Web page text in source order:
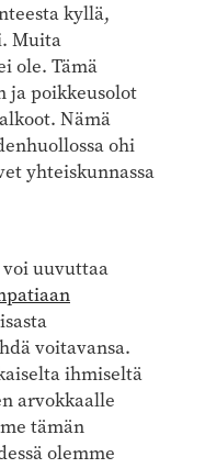
kyllä,
Muita
ole. Tämä
ja poikkeusolot
Nämä
ohi
yhteiskunnassa
uuvuttaa
voitavansa.
ihmiseltä
arvokkaalle
tämän
olemme